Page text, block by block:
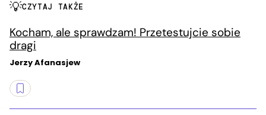
CZYTAJ TAKŻE
Kocham, ale sprawdzam! Przetestujcie sobie
dragi
Jerzy Afanasjew